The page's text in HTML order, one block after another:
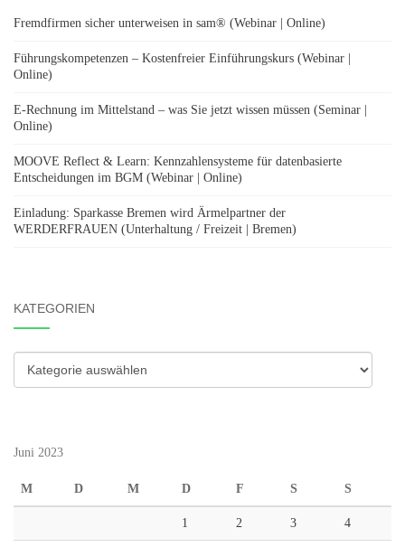
Fremdfirmen sicher unterweisen in sam® (Webinar | Online)
Führungskompetenzen – Kostenfreier Einführungskurs (Webinar |
Online)
E-Rechnung im Mittelstand – was Sie jetzt wissen müssen (Seminar |
Online)
MOOVE Reflect & Learn: Kennzahlensysteme für datenbasierte
Entscheidungen im BGM (Webinar | Online)
Einladung: Sparkasse Bremen wird Ärmelpartner der
WERDERFRAUEN (Unterhaltung / Freizeit | Bremen)
KATEGORIEN
Kategorien
Juni 2023
M D M D F S S
1 2 3 4